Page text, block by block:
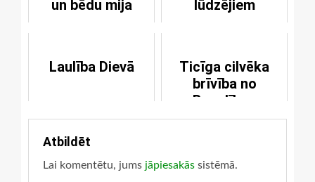
un bēdu mija
lūdzējiem
Laulība Dievā
Ticīga cilvēka
brīvība no
Bauslības
Atbildēt
Lai komentētu, jums jāpiesakās sistēmā.